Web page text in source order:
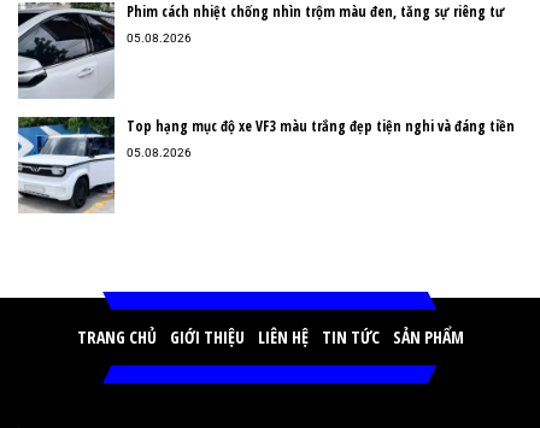
Phim cách nhiệt chống nhìn trộm màu đen, tăng sự riêng tư
05.08.2026
Top hạng mục độ xe VF3 màu trắng đẹp tiện nghi và đáng tiền
05.08.2026
TRANG CHỦ GIỚI THIỆU LIÊN HỆ TIN TỨC SẢN PHẨM